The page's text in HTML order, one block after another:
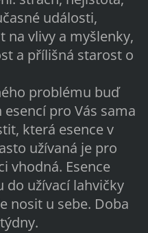
události,
na vlivy a myšlenky,
a přílišná starost o
problému buď
pro Vás sama
která esence v
užívaná je pro
vhodná. Esence
užívací lahvičky
nosit u sebe. Doba